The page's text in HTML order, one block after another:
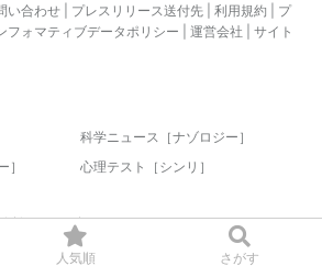
人気順 さがす
い合わせ プレスリリース送付先 利用規約
プ
フォマティブデータポリシー 運営会社
サイト
科学ニュース［ナゾロジー］
］
心理テスト［シンリ］
reserved.